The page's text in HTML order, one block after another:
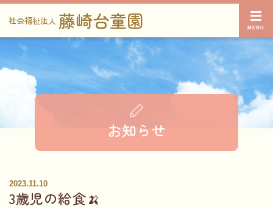
社会福祉法人 藤崎台童園
お知らせ
2023.11.10
3歳児の給食🍌